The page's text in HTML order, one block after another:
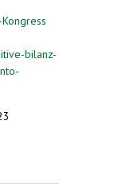
bilanz-
deutschen